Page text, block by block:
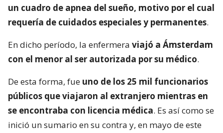
un cuadro de apnea del sueño, motivo por el cual
requería de cuidados especiales y permanentes.
En dicho período, la enfermera viajó a Ámsterdam
con el menor al ser autorizada por su médico.
De esta forma, fue uno de los 25 mil funcionarios
públicos que viajaron al extranjero mientras en
se encontraba con licencia médica. Es así como se
inició un sumario en su contra y, en mayo de este